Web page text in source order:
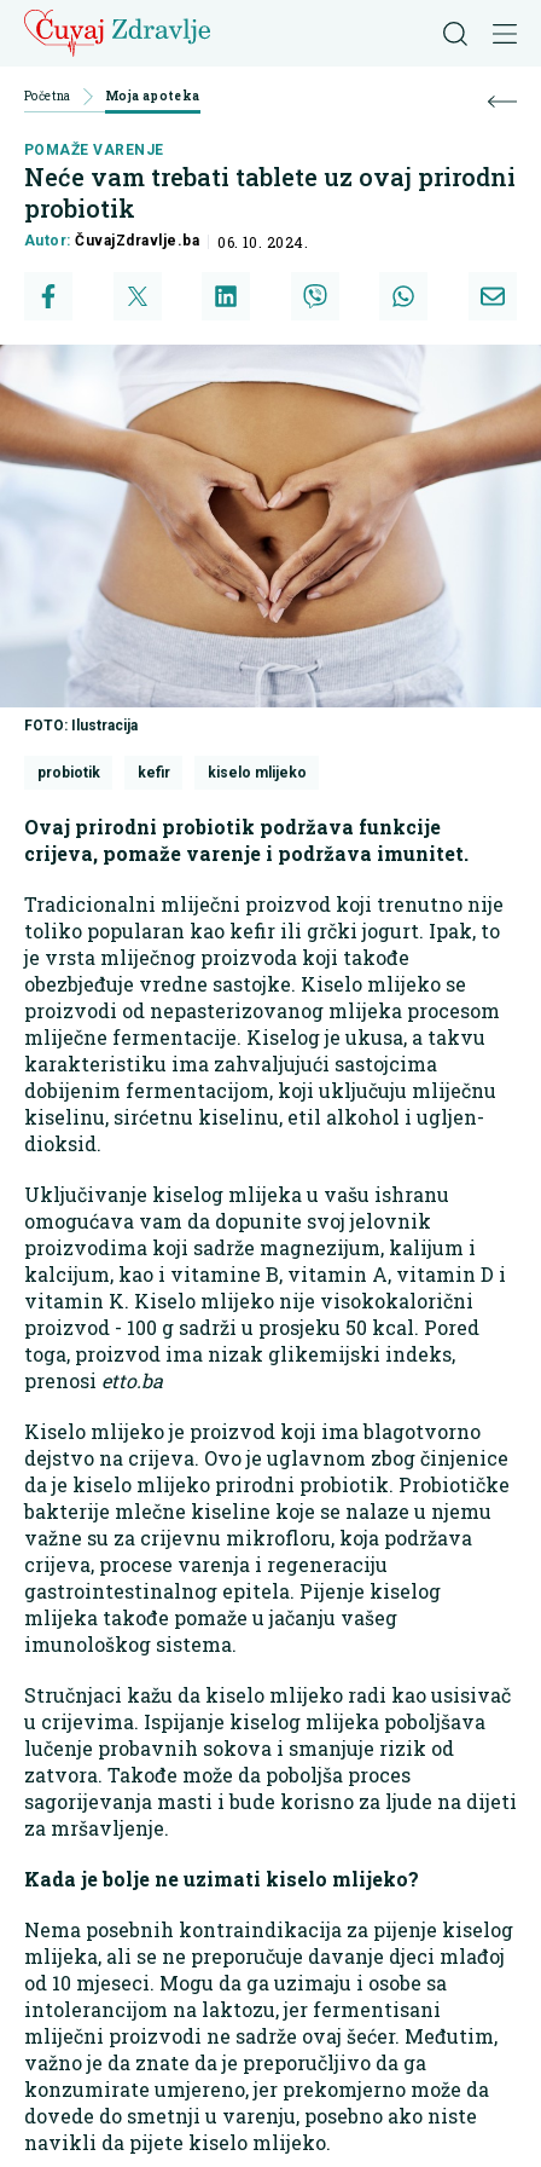
Početna Moja apoteka
POMAŽE VARENJE
Neće vam trebati tablete uz ovaj prirodni
probiotik
Autor:ČuvajZdravlje.ba 06. 10. 2024.
FOTO: Ilustracija
probiotik kefir kiselo mlijeko
Ovaj prirodni probiotik podržava funkcije
crijeva, pomaže varenje i podržava imunitet.
Tradicionalni mliječni proizvod koji trenutno nije
toliko popularan kao kefir ili grčki jogurt. Ipak, to
je vrsta mliječnog proizvoda koji takođe
obezbjeđuje vredne sastojke. Kiselo mlijeko se
proizvodi od nepasterizovanog mlijeka procesom
mliječne fermentacije. Kiselog je ukusa, a takvu
karakteristiku ima zahvaljujući sastojcima
dobijenim fermentacijom, koji uključuju mliječnu
kiselinu, sirćetnu kiselinu, etil alkohol i ugljen-
dioksid.
Uključivanje kiselog mlijeka u vašu ishranu
omogućava vam da dopunite svoj jelovnik
proizvodima koji sadrže magnezijum, kalijum i
kalcijum, kao i vitamine B, vitamin A, vitamin D i
vitamin K. Kiselo mlijeko nije visokokalorični
proizvod - 100 g sadrži u prosjeku 50 kcal. Pored
toga, proizvod ima nizak glikemijski indeks,
prenosi etto.ba
Kiselo mlijeko je proizvod koji ima blagotvorno
dejstvo na crijeva. Ovo je uglavnom zbog činjenice
da je kiselo mlijeko prirodni probiotik. Probiotičke
bakterije mlečne kiseline koje se nalaze u njemu
važne su za crijevnu mikrofloru, koja podržava
crijeva, procese varenja i regeneraciju
gastrointestinalnog epitela. Pijenje kiselog
mlijeka takođe pomaže u jačanju vašeg
imunološkog sistema.
Stručnjaci kažu da kiselo mlijeko radi kao usisivač
u crijevima. Ispijanje kiselog mlijeka poboljšava
lučenje probavnih sokova i smanjuje rizik od
zatvora. Takođe može da poboljša proces
sagorijevanja masti i bude korisno za ljude na dijeti
za mršavljenje.
Kada je bolje ne uzimati kiselo mlijeko?
Nema posebnih kontraindikacija za pijenje kiselog
mlijeka, ali se ne preporučuje davanje djeci mlađoj
od 10 mjeseci. Mogu da ga uzimaju i osobe sa
intolerancijom na laktozu, jer fermentisani
mliječni proizvodi ne sadrže ovaj šećer. Međutim,
važno je da znate da je preporučljivo da ga
konzumirate umjereno, jer prekomjerno može da
dovede do smetnji u varenju, posebno ako niste
navikli da pijete kiselo mlijeko.